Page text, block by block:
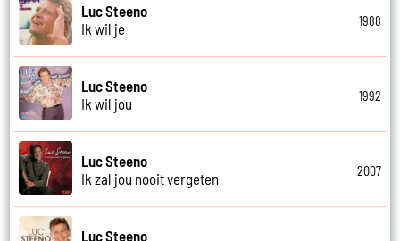
Luc Steeno
Ik wil je
1988
Luc Steeno
Ik wil jou
1992
Luc Steeno
Ik zal jou nooit vergeten
2007
Luc Steeno